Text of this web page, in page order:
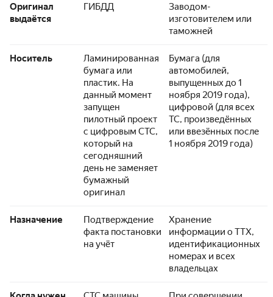
Оригинал
выдаётся
ГИБДД
Заводом-
изготовителем или
таможней
Носитель
Ламинированная
бумага или
пластик. На
данный момент
запущен
пилотный проект
с цифровым СТС,
который на
сегодняшний
день не заменяет
бумажный
оригинал
Бумага (для
автомобилей,
выпущенных до 1
ноября 2019 года),
цифровой (для всех
ТС, произведённых
или ввезённых после
1 ноября 2019 года)
Назначение
Подтверждение
факта постановки
на учёт
Хранение
информации о ТТХ,
идентификационных
номерах и всех
владельцах